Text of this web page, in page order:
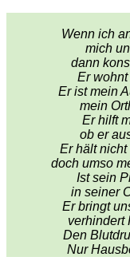
Wenn ich
mich
dann
Er
Er ist mein
mein
Er hilft
ob er
Er hält
doch umso
Ist sein
in seiner
Er bringt
verhindert
Den
Nur